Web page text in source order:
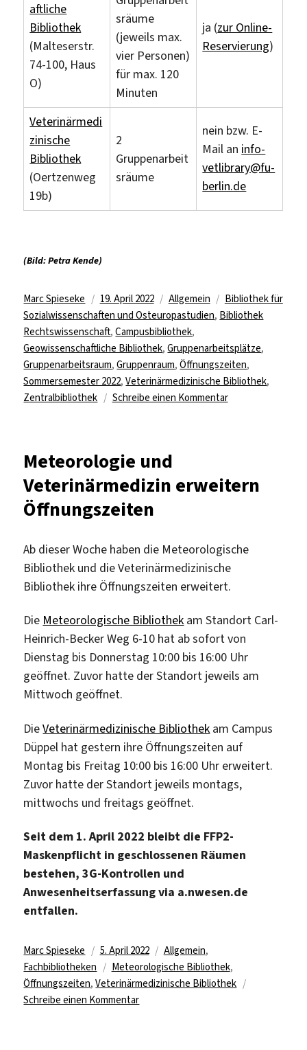
aftliche
Bibliothek
(Malteserstr.
74-100, Haus
O)
sräume
(jeweils max.
vier Personen)
für max. 120
Minuten
ja (zur Online-
Reservierung)
Veterinärmedi
zinische
Bibliothek
(Oertzenweg
19b)
2
Gruppenarbeit
sräume
nein bzw. E-
Mail an info-
vetlibrary@fu-
berlin.de
(Bild: Petra Kende)
Autor
Marc Spieseke
Veröffentlicht
am
19. April 2022 Kategorien
Allgemein Schlagwörter
Bibliothek für
Sozialwissenschaften und Osteuropastudien, Bibliothek
Rechtswissenschaft,Campusbibliothek,
Geowissenschaftliche Bibliothek,Gruppenarbeitsplätze,
Gruppenarbeitsraum,Gruppenraum,Öffnungszeiten,
Sommersemester 2022,Veterinärmedizinische Bibliothek,
Zentralbibliothek
Schreibe einen Kommentarzu
&
Meteorologie und
Veterinärmedizin erweitern
Öffnungszeiten
Ab dieser Woche haben die Meteorologische
Bibliothek und die Veterinärmedizinische
Bibliothek ihre Öffnungszeiten erweitert.
Die Meteorologische Bibliothek am Standort Carl-
Heinrich-Becker Weg 6-10 hat ab sofort von
Dienstag bis Donnerstag 10:00 bis 16:00 Uhr
geöffnet. Zuvor hatte der Standort jeweils am
Mittwoch geöffnet.
DieVeterinärmedizinische Bibliothek am Campus
Düppel hat gestern ihre Öffnungszeiten auf
Montag bis Freitag 10:00 bis 16:00 Uhr erweitert.
Zuvor hatte der Standort jeweils montags,
mittwochs und freitags geöffnet.
Seit dem 1. April 2022 bleibt die FFP2-
Maskenpflicht in geschlossenen Räumen
bestehen, 3G-Kontrollen und
Anwesenheitserfassung via a.nwesen.de
entfallen.
Autor
Marc Spieseke
Veröffentlicht
am
5. April 2022 Kategorien
Allgemein,
Fachbibliotheken
Schlagwörter
Meteorologische Bibliothek,
Öffnungszeiten,Veterinärmedizinische Bibliothek
Schreibe einen Kommentarzu